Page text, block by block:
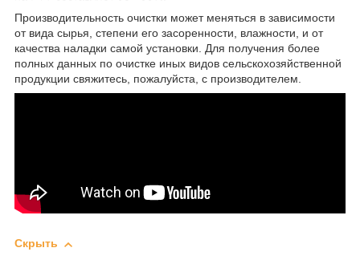
Производительность очистки может меняться в зависимости
от вида сырья, степени его засоренности, влажности, и от
качества наладки самой установки. Для получения более
полных данных по очистке иных видов сельскохозяйственной
продукции свяжитесь, пожалуйста, с производителем.
Скрыть